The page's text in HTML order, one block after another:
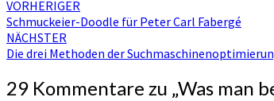
Beitragsnavigation
VORHERIGER
Schmuckeier-Doodle für Peter Carl Fabergé
NÄCHSTER
Die drei Methoden der
29 Kommentare zu „Was man